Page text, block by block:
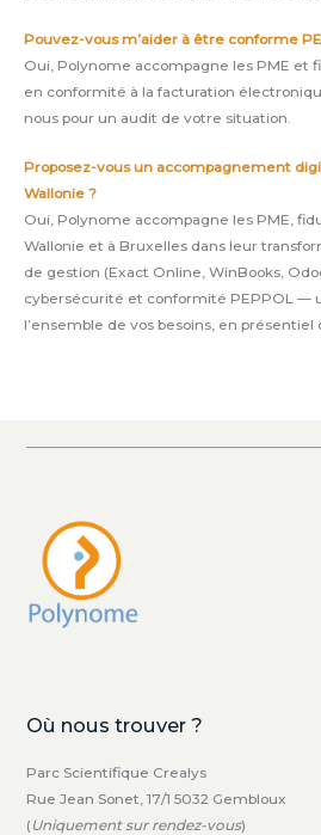
Pouvez-vous m’aider à être conforme
Oui, Polynome accompagne les PME et
en conformité à la facturation
nous pour un audit de votre situation.
Proposez-vous un accompagnement
Wallonie ?
Oui, Polynome accompagne les PME,
Wallonie et à Bruxelles dans leur
de gestion (Exact Online, WinBooks,
cybersécurité et conformité PEPPOL —
l’ensemble de vos besoins, en présentiel
Où nous trouver ?
Parc Scientifique Crealys
Rue Jean Sonet, 17/1 5032 Gembloux
( Uniquement sur rendez-vous)